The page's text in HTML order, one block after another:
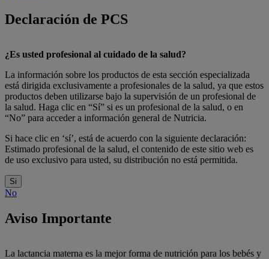
Declaración de PCS
¿Es usted profesional al cuidado de la salud?
La información sobre los productos de esta sección especializada
está dirigida exclusivamente a profesionales de la salud, ya que estos
productos deben utilizarse bajo la supervisión de un profesional de
la salud. Haga clic en “Sí” si es un profesional de la salud, o en
“No” para acceder a información general de Nutricia.
Si hace clic en ‘sí’, está de acuerdo con la siguiente declaración:
Estimado profesional de la salud, el contenido de este sitio web es
de uso exclusivo para usted, su distribución no está permitida.
Si
No
Aviso Importante
La lactancia materna es la mejor forma de nutrición para los bebés y